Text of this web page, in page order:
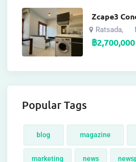
Zcape3
Ratsada,
฿2,700,000
Popular Tags
blog magazine
marketing news